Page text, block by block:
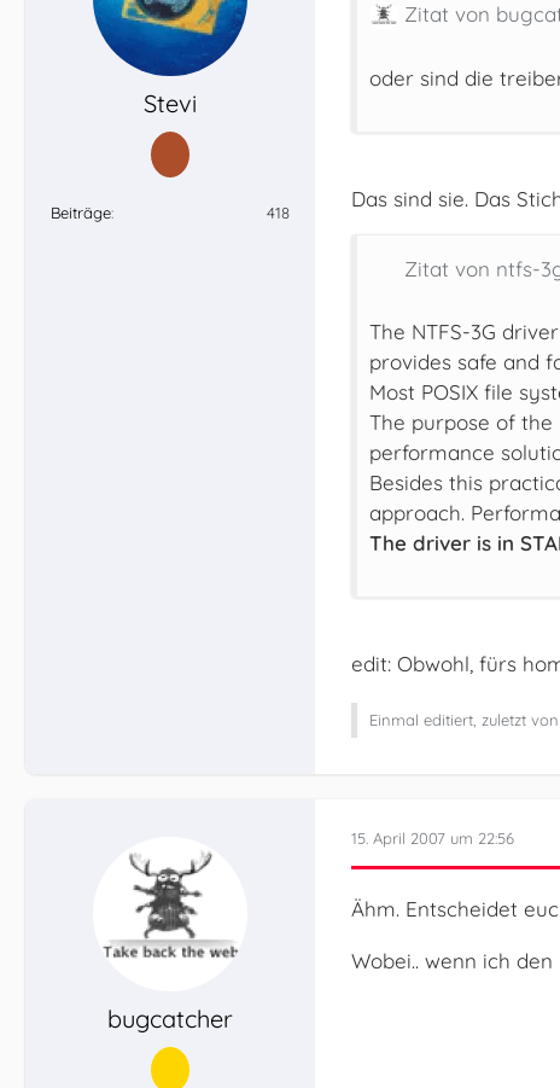
Stevi
Beiträge 418
Zitat von
oder sind die
Das sind sie. Das
Zitat von ntfs-
The NTFS-3G
provides safe and
Most POSIX file
The purpose of
performance
Besides this
approach.
The driver is in
edit: Obwohl, fürs
Einmal editiert, zuletzt von
bugcatcher
15. April 2007 um 22:56
Ähm. Entscheidet
Wobei.. wenn ich